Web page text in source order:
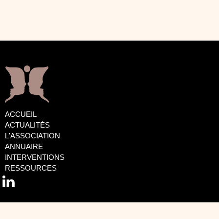
(Syndicat National des Praticiens en Psychothérapie
d’intervision : « Bouleversements du monde :
apparition d’une nouvelle clinique ? » depuis 2023.Je
suis également formée à l'animation de Fresques :
Fresque de l’éco-anxiété par GINKO 21, Fresque des
frontières planétaires, F. des nouveaux récits, F. des
écrans, F. du numérique, F. du climat
ACCUEIL
ACTUALITÉS
L'ASSOCIATION
ANNUAIRE
INTERVENTIONS
RESSOURCES
